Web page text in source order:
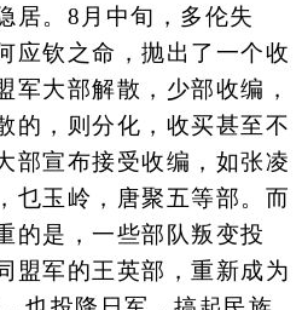
居。8月中旬，多伦失
应钦之命，抛出了一个收
军大部解散，少部收编，
的，则分化，收买甚至不
部宣布接受收编，如张凌
乜玉岭，唐聚五等部。而
的是，一些部队叛变投
盟军的王英部，重新成为